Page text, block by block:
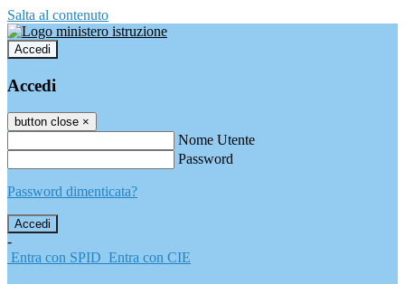
Salta al contenuto
Accedi
Accedi
button close ×
Nome Utente
Password
Password dimenticata?
-
Entra con SPID Entra con CIE